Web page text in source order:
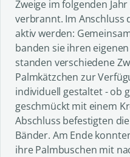
Zweige im folgenden
verbrannt. Im Anschluss
aktiv werden:
banden sie ihren
standen verschiedene
Palmkätzchen zur
individuell gestaltet - ob
geschmückt mit einem
Abschluss befestigten
Bänder. Am Ende
ihre Palmbuschen mit